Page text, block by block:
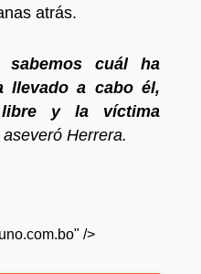
atrás.
sabemos cuál ha
llevado a cabo él,
libre y la víctima
aseveró Herrera.
/>